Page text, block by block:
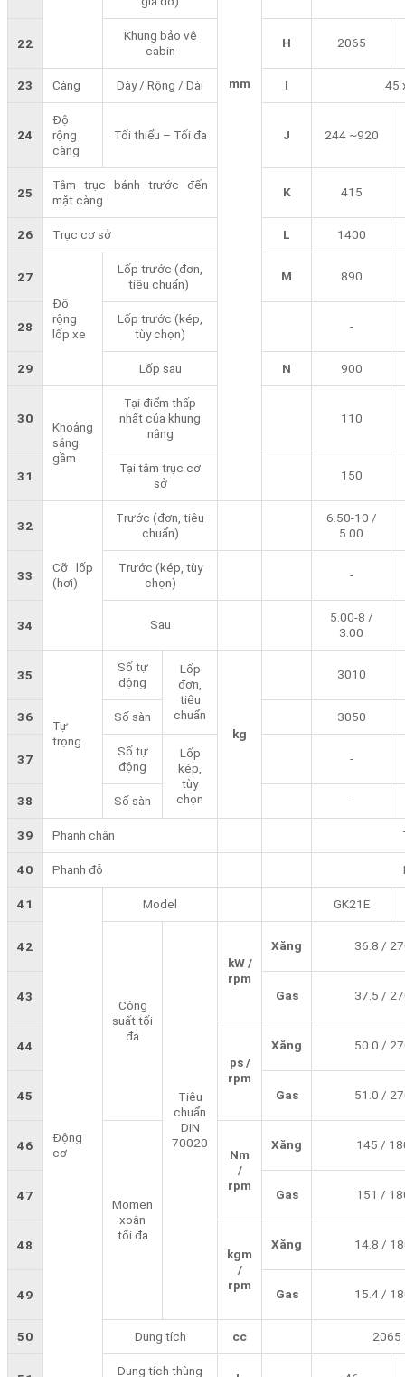
mm
22
Khung bảo vệ
cabin
H 2065
23 Càng Dày / Rộng / Dài I 45
24
Độ
rộng
càng
Tối thiểu – Tối đa J 244 ~920
25
Tâm trục bánh trước đến
mặt càng
K 415
26 Trục cơ sở L 1400
27
Độ
rộng
lốp xe
Lốp trước (đơn,
tiêu chuẩn)
M 890
28
Lốp trước (kép,
tùy chọn)
-
29 Lốp sau N 900
30
Khoảng
sáng
gầm
Tại điểm thấp
nhất của khung
nâng
110
31
Tại tâm trục cơ
sở
150
32
Cỡ lốp
(hơi)
Trước (đơn, tiêu
chuẩn)
6.50-10 /
5.00
33
Trước (kép, tùy
chọn)
-
34 Sau
5.00-8 /
3.00
35
Tự
trọng
Số tự
động
Lốp
đơn,
tiêu
chuẩn
kg
3010
36 Số sàn 3050
37
Số tự
động
Lốp
kép,
tùy
chọn
-
38 Số sàn -
39 Phanh chân
40 Phanh đỗ
41
Động
cơ
Model GK21E
42
Công
suất tối
đa
Tiêu
chuẩn
DIN
70020
kW /
rpm
Xăng 36.8 /
43 Gas 37.5 /
44
ps /
rpm
Xăng 50.0 /
45 Gas 51.0 /
46
Momen
xoắn
tối đa
Nm
/
rpm
Xăng 145 /
47 Gas 151 /
48
kgm
/
rpm
Xăng 14.8 /
49 Gas 15.4 /
50 Dung tích cc 2065
Dung tích thùng